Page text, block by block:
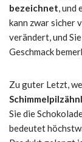
bezeichnet, und
kann zwar sicher
verändert, und
Geschmack
Zu guter Letzt,
Sie die
bedeutet